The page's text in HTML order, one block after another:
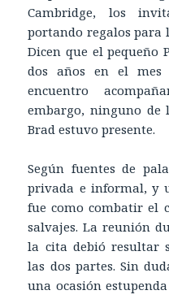
Cambridge, los
portando regalos para
Dicen que el pequeño
dos años en el
encuentro
embargo, ninguno de
Brad estuvo presente.
Según fuentes de
privada e informal, y
fue como combatir el
salvajes. La reunión
la cita debió resultar
las dos partes. Sin
una ocasión